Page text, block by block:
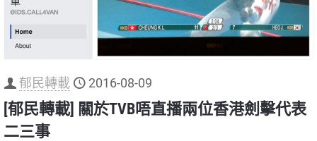
郁民轉載 2016-08-09
[郁民轉載] 關於TVB唔直播兩位香港劍擊代表
二三事